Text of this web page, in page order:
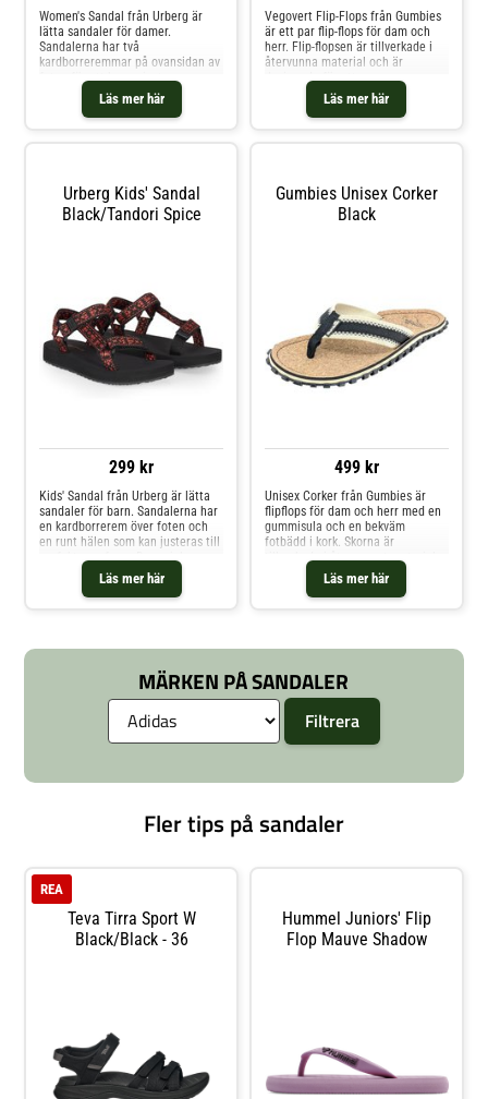
Läs mer här
Women's Sandal från Urberg är
lätta sandaler för damer.
Sandalerna har två
kardborreremmar på ovansidan av
foten för att kunna justera
passformen. Den mjuka sulan i
EVA ger skön dämpning under
sommarens vardagsäventyr.
Läs mer här
Vegovert Flip-Flops från Gumbies
är ett par flip-flops för dam och
herr. Flip-flopsen är tillverkade i
återvunna material och är
designade för att ge en
barfotakänsla. Bloom®-
skumfotbädden är gjord av
organiskt material som
Gumtread™ yttersula i återvunnet
gummi är flexibel och ger ett
däckliknande grepp Försedd med
Urberg Kids' Sandal
Black/Tandori Spice
299 kr
Läs mer här
Kids' Sandal från Urberg är lätta
sandaler för barn. Sandalerna har
en kardborrerem över foten och
en runt hälen som kan justeras till
perfekt passform. Den mjuka
sulan i EVA ger hög komfort under
sommarens utomhuslekar. Två
justerbara kardborreremmar
Gumbies Unisex Corker
Black
499 kr
Läs mer här
Unisex Corker från Gumbies är
flipflops för dam och herr med en
gummisula och en bekväm
fotbädd i kork. Skorna är
tillverkade i återvunnet material.
MÄRKEN PÅ SANDALER
Fler tips på sandaler
Teva Tirra Sport W
Black/Black - 36
REA
Hummel Juniors' Flip
Flop Mauve Shadow